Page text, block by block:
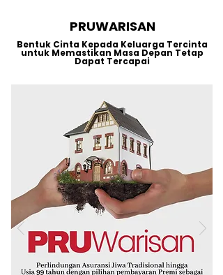
PRUWARISAN
Bentuk Cinta Kepada Keluarga Tercinta
untuk Memastikan Masa Depan Tetap
Dapat Tercapai